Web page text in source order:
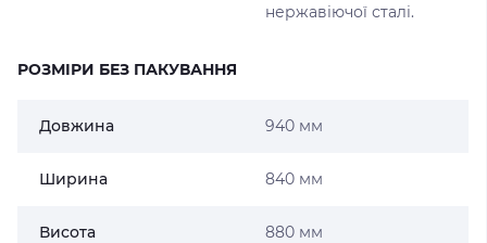
нержавіючої сталі.
РОЗМІРИ БЕЗ ПАКУВАННЯ
Довжина 940 мм
Ширина 840 мм
Висота 880 мм